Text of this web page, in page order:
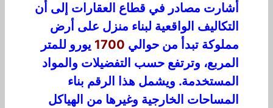
أشارت مصادر في قطاع العقارات إلى أن
التكاليف الواقعية لبناء منزل على أرض
مملوكة تبدأ من حوالي 1700 يورو للمتر
المربع، وترتفع حسب التفضيلات والمواد
المستخدمة. ويشمل هذا الرقم بناء
المساحات الخارجية وغيرها من الهياكل